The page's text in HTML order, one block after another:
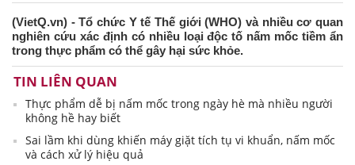
(VietQ.vn) - Tổ chức Y tế Thế giới (WHO) và nhiều cơ quan
nghiên cứu xác định có nhiều loại độc tố nấm mốc tiềm ẩn
trong thực phẩm có thể gây hại sức khỏe.
TIN LIÊN QUAN
Thực phẩm dễ bị nấm mốc trong ngày hè mà nhiều người
không hề hay biết
Sai lầm khi dùng khiến máy giặt tích tụ vi khuẩn, nấm mốc
và cách xử lý hiệu quả